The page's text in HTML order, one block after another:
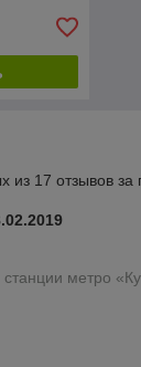
из 17 отзывов за
станции метро